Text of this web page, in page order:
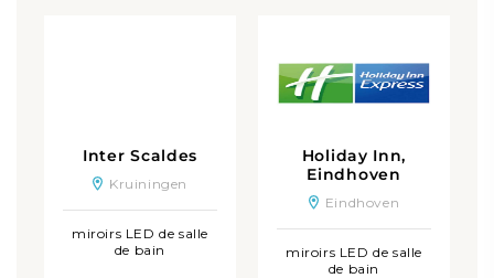
Inter Scaldes
Kruiningen
miroirs LED de salle
de bain
Holiday Inn,
Eindhoven
Eindhoven
miroirs LED de salle
de bain